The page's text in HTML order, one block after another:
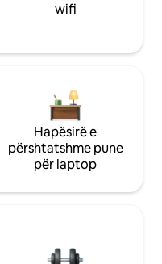
wifi
Hapësirë e
përshtatshme pune
për laptop